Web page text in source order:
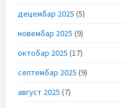
децембар 2025 (5)
новембар 2025 (9)
октобар 2025 (17)
септембар 2025 (9)
август 2025 (7)